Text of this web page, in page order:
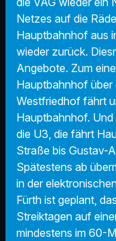
Netzes auf die
Hauptbahnhof aus
wieder zurück.
Angebote. Zum
Hauptbahnhof über
Westfriedhof fährt
Hauptbahnhof. Und
die U3, die fährt
Straße bis Gustav-
Spätestens ab
in der
Fürth ist geplant,
Streiktagen auf
mindestens im 60-